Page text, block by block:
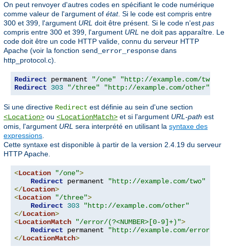
On peut renvoyer d'autres codes en spécifiant le code numérique
comme valeur de l'argument of état. Si le code est compris entre
300 et 399, l'argument URL doit être présent. Si le code n'est pas
compris entre 300 et 399, l'argument URL ne doit pas apparaître. Le
code doit être un code HTTP valide, connu du serveur HTTP
Apache (voir la fonction send_error_response dans
http_protocol.c).
Redirect permanent "/one"
"http://example.com/two"
Redirect
303 "/three" "http://example.com/other"
Si une directive Redirect est définie au sein d'une section
<Location> ou <LocationMatch> et si l'argument URL-path est
omis, l'argument URL sera interprété en utilisant la syntaxe des
expressions
Cette syntaxe est disponible à partir de la version 2.4.19 du serveur
HTTP Apache.
<Location "/one">
Redirect permanent
"http://example.com/two"
</Location>
<Location "/three">
Redirect
303
"http://example.com/other"
</Location>
<LocationMatch "/error/(?<NUMBER>[0-9]+)">
Redirect permanent
"http://example.com/errors/
</LocationMatch>